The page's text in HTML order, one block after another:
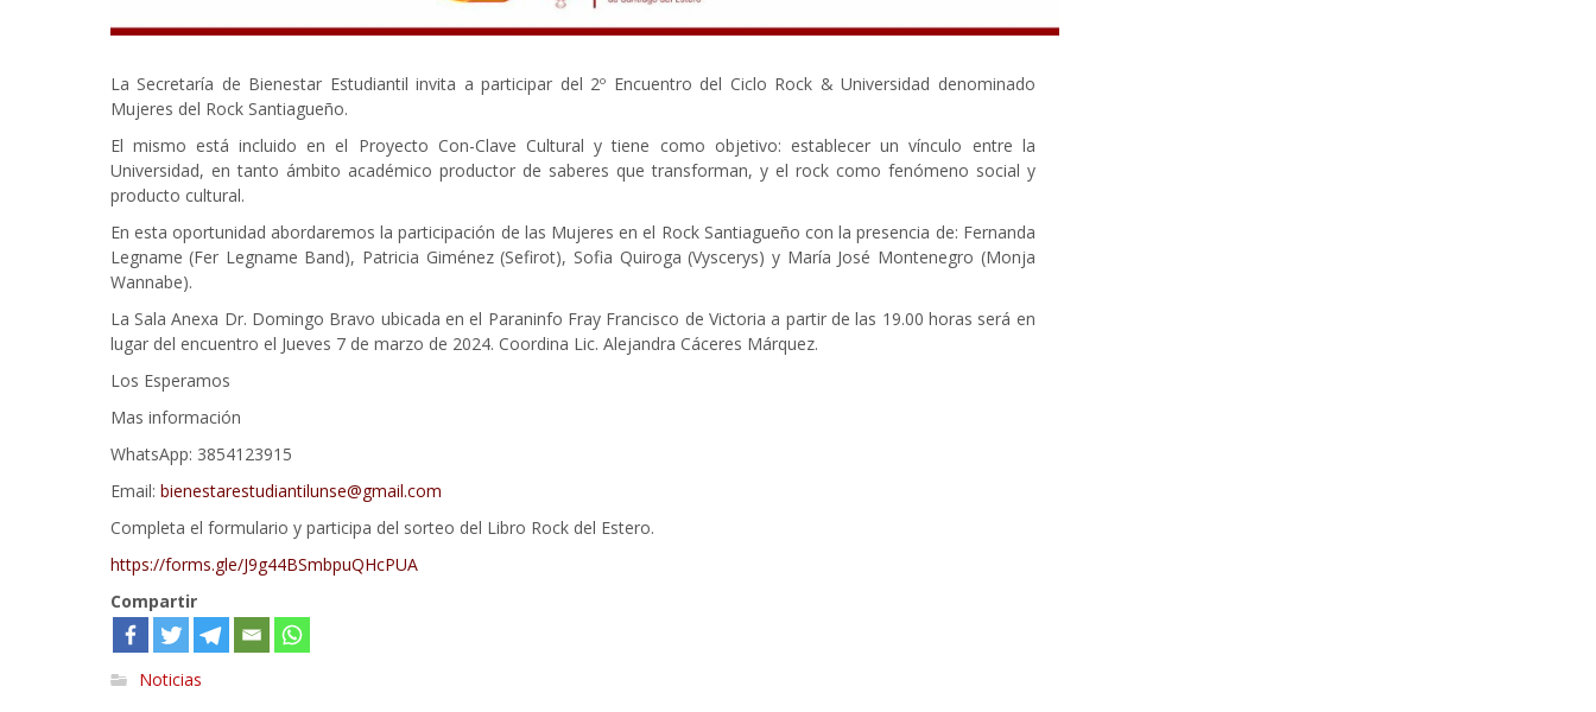
La Secretaría de Bienestar Estudiantil invita a participar del 2º Encuentro del Ciclo Rock & Universidad denominado
Mujeres del Rock Santiagueño.
El mismo está incluido en el Proyecto Con-Clave Cultural y tiene como objetivo: establecer un vínculo entre la
Universidad, en tanto ámbito académico productor de saberes que transforman, y el rock como fenómeno social y
producto cultural.
En esta oportunidad abordaremos la participación de las Mujeres en el Rock Santiagueño con la presencia de: Fernanda
Legname (Fer Legname Band), Patricia Giménez (Sefirot), Sofia Quiroga (Vyscerys) y María José Montenegro (Monja
Wannabe).
La Sala Anexa Dr. Domingo Bravo ubicada en el Paraninfo Fray Francisco de Victoria a partir de las 19.00 horas será en
lugar del encuentro el Jueves 7 de marzo de 2024. Coordina Lic. Alejandra Cáceres Márquez.
Los Esperamos
Mas información
WhatsApp: 3854123915
Email: bienestarestudiantilunse@gmail.com
Completa el formulario y participa del sorteo del Libro Rock del Estero.
https://forms.gle/J9g44BSmbpuQHcPUA
Compartir
Noticias